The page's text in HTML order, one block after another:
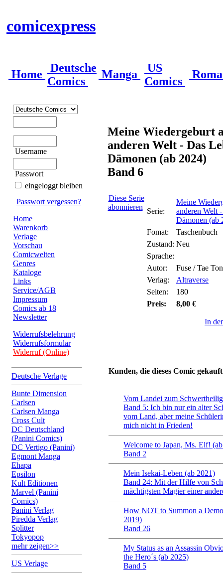
comicexpress
Home
Deutsche
Comics
Manga
US
Comics
Username
Passwort
eingeloggt bleiben
Passwort vergessen?
Home
Warenkorb
Verlage
Vorschau
Comicwelten
Genres
Kataloge
Links
Service/AGB
Impressum
Comics ab 18
Newsletter
Widerrufsbelehrung
Widerrufsformular
Widerruf (Online)
Deutsche Verlage
Bunte Dimension
Carlsen
Carlsen Manga
Cross Cult
DC Deutschland
(Panini Comics)
DC Vertigo (Panini)
Egmont Manga
Ehapa
Epsilon
Kult Editionen
Marvel (Panini
Comics)
Panini Verlag
Piredda Verlag
Splitter
Tokyopop
mehr zeigen>>
US Verlage
Meine Wiedergeburt
anderen Welt - Das
Dämonen (ab 2024)
Band 6
Diese Serie
abonnieren Serie:
Meine
anderen Welt
Dämonen (ab
Fomat:
Taschenbuch
Zustand: Neu
Sprache:
Autor:
Fuse / Tae
Verlag:
Altraverse
Seiten:
180
Preis:
8,00 €
In
Kunden, die dieses Comic
Vom Landei zum
Band 5: Ich bin nur ein alter
vom Land, aber meine
mich nicht in Frieden!
Welcome to Japan, Ms. Elf!
Band 2
Mein Isekai-Leben (ab 2021)
Band 24: Mit der Hilfe von
mächtigsten Magier einer
How NOT to Summon a
2019)
Band 26
My Status as an Assassin
the Hero´s (ab 2025)
Band 5